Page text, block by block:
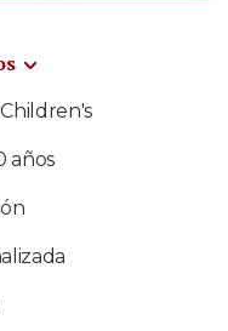
años